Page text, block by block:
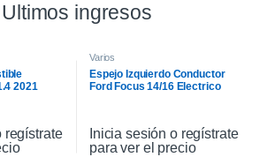
Ultimos ingresos
2021
regístrate
Varios
Espejo Izquierdo Conductor
Ford Focus 14/16 Electrico
Inicia sesión o regístrate
para ver el precio